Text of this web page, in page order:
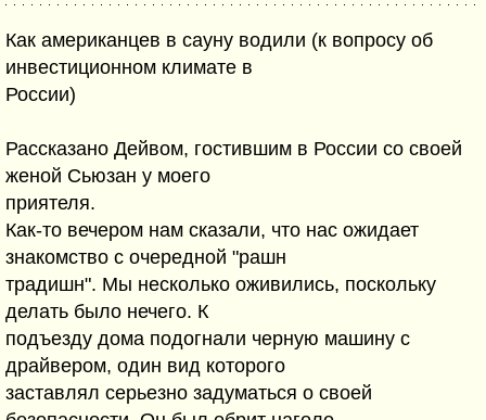
Как американцев в сауну водили (к вопросу об
инвестиционном климате в
России)
Рассказано Дейвом, гостившим в России со своей
женой Сьюзан у моего
приятеля.
Как-то вечером нам сказали, что нас ожидает
знакомство с очередной "рашн
традишн". Мы несколько оживились, поскольку
делать было нечего. К
подъезду дома подогнали черную машину с
драйвером, один вид которого
заставлял серьезно задуматься о своей